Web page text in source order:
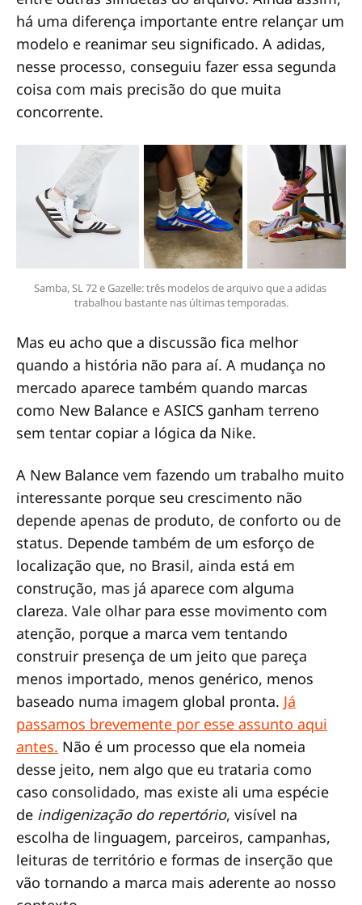
há uma diferença importante entre relançar um
modelo e reanimar seu significado. A adidas,
nesse processo, conseguiu fazer essa segunda
coisa com mais precisão do que muita
concorrente.
Samba, SL 72 e Gazelle: três modelos de arquivo que a adidas
trabalhou bastante nas últimas temporadas.
Mas eu acho que a discussão fica melhor
quando a história não para aí. A mudança no
mercado aparece também quando marcas
como New Balance e ASICS ganham terreno
sem tentar copiar a lógica da Nike.
A New Balance vem fazendo um trabalho muito
interessante porque seu crescimento não
depende apenas de produto, de conforto ou de
status. Depende também de um esforço de
localização que, no Brasil, ainda está em
construção, mas já aparece com alguma
clareza. Vale olhar para esse movimento com
atenção, porque a marca vem tentando
construir presença de um jeito que pareça
menos importado, menos genérico, menos
baseado numa imagem global pronta. Já
passamos brevemente por esse assunto aqui
antes. Não é um processo que ela nomeia
desse jeito, nem algo que eu trataria como
caso consolidado, mas existe ali uma espécie
de indigenização do repertório, visível na
escolha de linguagem, parceiros, campanhas,
leituras de território e formas de inserção que
vão tornando a marca mais aderente ao nosso